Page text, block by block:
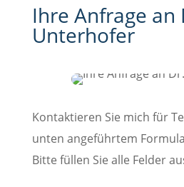
Ihre Anfrage an
Unterhofer
Kontaktieren Sie mich für
unten angeführtem
Bitte füllen Sie alle Felder